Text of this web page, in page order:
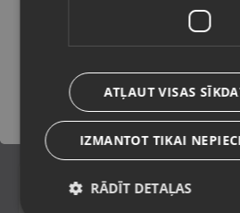
Stāvoklis Jauns (Garantija 24
€
Saglabāt
ATĻAUT VISAS
IZMANTOT TIKAI
RĀDĪT DETAĻAS